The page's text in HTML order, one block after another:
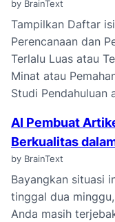
by BrainText
Tampilkan Daftar
Perencanaan dan
Terlalu Luas atau
Minat atau
Studi Pendahuluan
AI Pembuat
Berkualitas
by BrainText
Bayangkan situasi
tinggal dua
Anda masih